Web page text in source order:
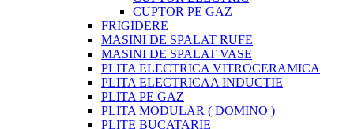
CUPTOR PE GAZ
FRIGIDERE
MASINI DE SPALAT RUFE
MASINI DE SPALAT VASE
PLITA ELECTRICA VITROCERAMICA
PLITA ELECTRICAA INDUCTIE
PLITA PE GAZ
PLITA MODULAR ( DOMINO )
PLITE BUCATARIE